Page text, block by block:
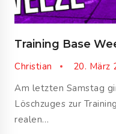
Training Base
Christian
20. März
Am letzten Samstag
Löschzuges zur
realen…